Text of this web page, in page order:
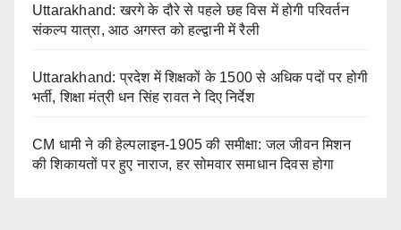
Uttarakhand: खरगे के दौरे से पहले छह विस में होगी परिवर्तन
संकल्प यात्रा, आठ अगस्त को हल्द्वानी में रैली
Uttarakhand: प्रदेश में शिक्षकों के 1500 से अधिक पदों पर होगी
भर्ती, शिक्षा मंत्री धन सिंह रावत ने दिए निर्देश
CM धामी ने की हेल्पलाइन-1905 की समीक्षा: जल जीवन मिशन
की शिकायतों पर हुए नाराज, हर सोमवार समाधान दिवस होगा